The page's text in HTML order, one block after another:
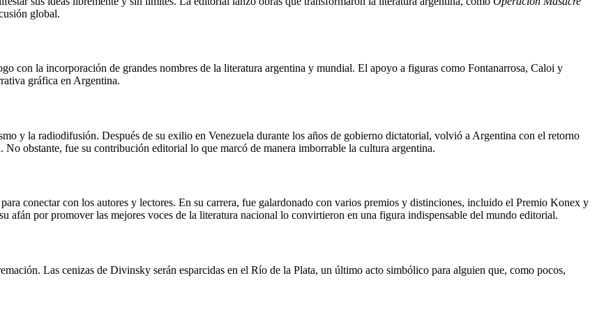
global.
con la incorporación de grandes nombres de la literatura argentina y mundial. El apoyo a figuras como Fontanarrosa, Caloi y
gráfica en Argentina.
y la radiodifusión. Después de su exilio en Venezuela durante los años de gobierno dictatorial, volvió a Argentina con el retorno
obstante, fue su contribución editorial lo que marcó de manera imborrable la cultura argentina.
conectar con los autores y lectores. En su carrera, fue galardonado con varios premios y distinciones, incluido el Premio Konex y
afán por promover las mejores voces de la literatura nacional lo convirtieron en una figura indispensable del mundo editorial.
Las cenizas de Divinsky serán esparcidas en el Río de la Plata, un último acto simbólico para alguien que, como pocos,